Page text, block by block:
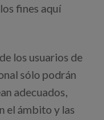
fines aquí
los usuarios de
sólo podrán
adecuados,
el ámbito y las